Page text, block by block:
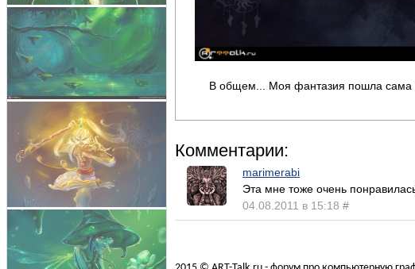
В общем... Моя фантазия пошла сама
Комментарии:
marimerabi
Эта мне тоже очень
04.08.2011 в 15:18 #